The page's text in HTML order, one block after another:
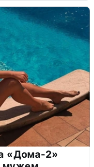
«Дома-2»